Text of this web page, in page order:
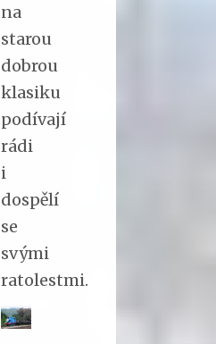
na
starou
dobrou
klasiku
podívají
rádi
i
dospělí
se
svými
ratolestmi.